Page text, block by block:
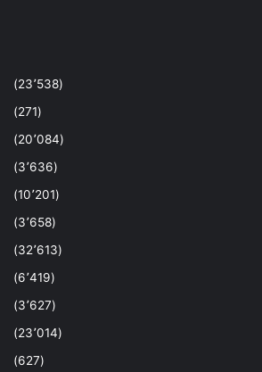
(23٬538)
(271)
(20٬084)
(3٬636)
(10٬201)
(3٬658)
(32٬613)
(6٬419)
(3٬627)
(23٬014)
(627)